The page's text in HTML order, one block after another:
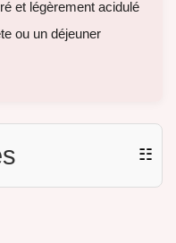
et légèrement acidulé
ou un déjeuner
☷